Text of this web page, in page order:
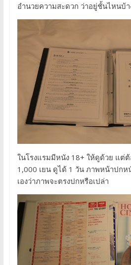
อำนวยความสะดวก ว่าอยู่ชั้นไหนบ้า
ในโรงแรมมีหนัง 18+ ให้ดูด้วย แต่ต้
1,000 เยน ดูได้ 1 วัน ภาพหน้าปก
เองว่าภาพจะตรงปกหรือเปล่า